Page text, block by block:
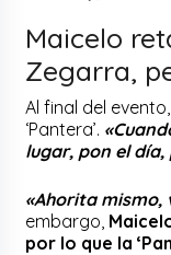
Maicelo
Zegarra,
Al final del
‘Pantera’.
lugar, pon el día,
«Ahorita mismo,
embargo,
por lo que la